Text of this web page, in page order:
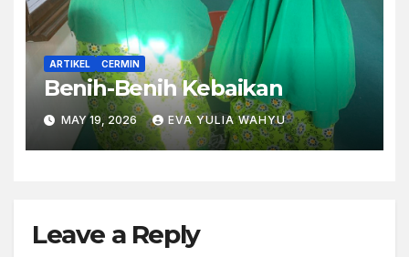
ARTIKEL CERMIN
Benih-Benih Kebaikan
MAY 19, 2026 EVA YULIA WAHYU
Leave a Reply